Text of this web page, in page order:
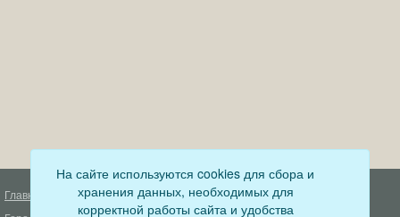
Главная
Деятельность прокуратуры
На сайте используются cookies для сбора и
хранения данных, необходимых для
корректной работы сайта и удобства